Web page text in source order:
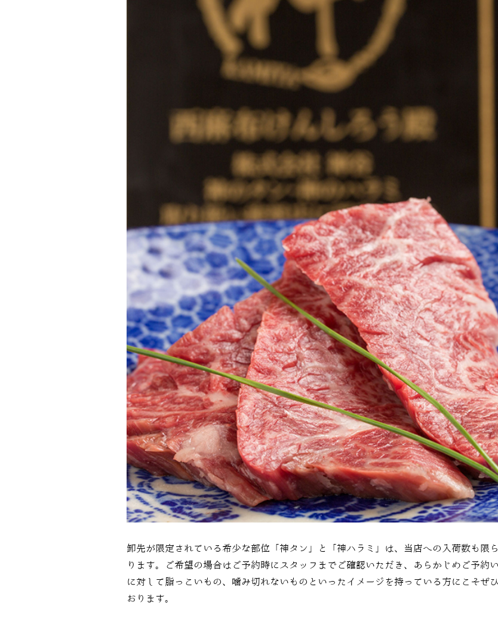
卸先が限定されている希少な部位「神タン」と「神ハラミ」は、当店への入荷数も限
ります。ご希望の場合はご予約時にスタッフまでご確認いただき、あらかじめご予約
に対して脂っこいもの、噛み切れないものといったイメージを持っている方にこそぜ
おります。